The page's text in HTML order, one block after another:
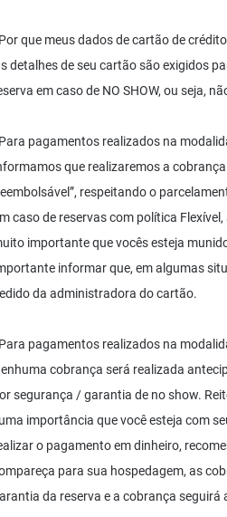
que meus dados de cartão de
detalhes de seu cartão são exigidos
em caso de NO SHOW, ou seja,
pagamentos realizados na
que realizaremos a
respeitando o
caso de reservas com política
importante que vocês esteja
informar que, em algumas
da administradora do cartão.
pagamentos realizados na
cobrança será realizada
segurança / garantia de no show.
importância que você esteja com
o pagamento em dinheiro,
para sua hospedagem, as
da reserva e a cobrança seguirá